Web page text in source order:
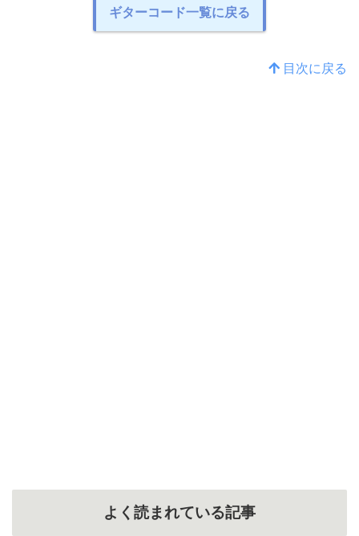
ギターコード一覧に戻る
目次に戻る
よく読まれている記事